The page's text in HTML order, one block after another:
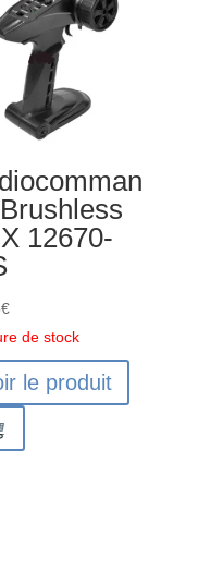
12670-
€
de stock
le produit